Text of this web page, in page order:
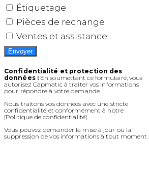
Étiquetage
Pièces de rechange
Ventes et assistance
Envoyer
Confidentialité et protection des
données :En soumettant ce formulaire, vous
autorisez Capmatic à traiter vos informations
pour répondre à votre demande.
Nous traitons vos données avec une stricte
confidentialité et conformément à notre
[Politique de confidentialité].
Vous pouvez demander la mise à jour ou la
suppression de vos informations à tout moment.